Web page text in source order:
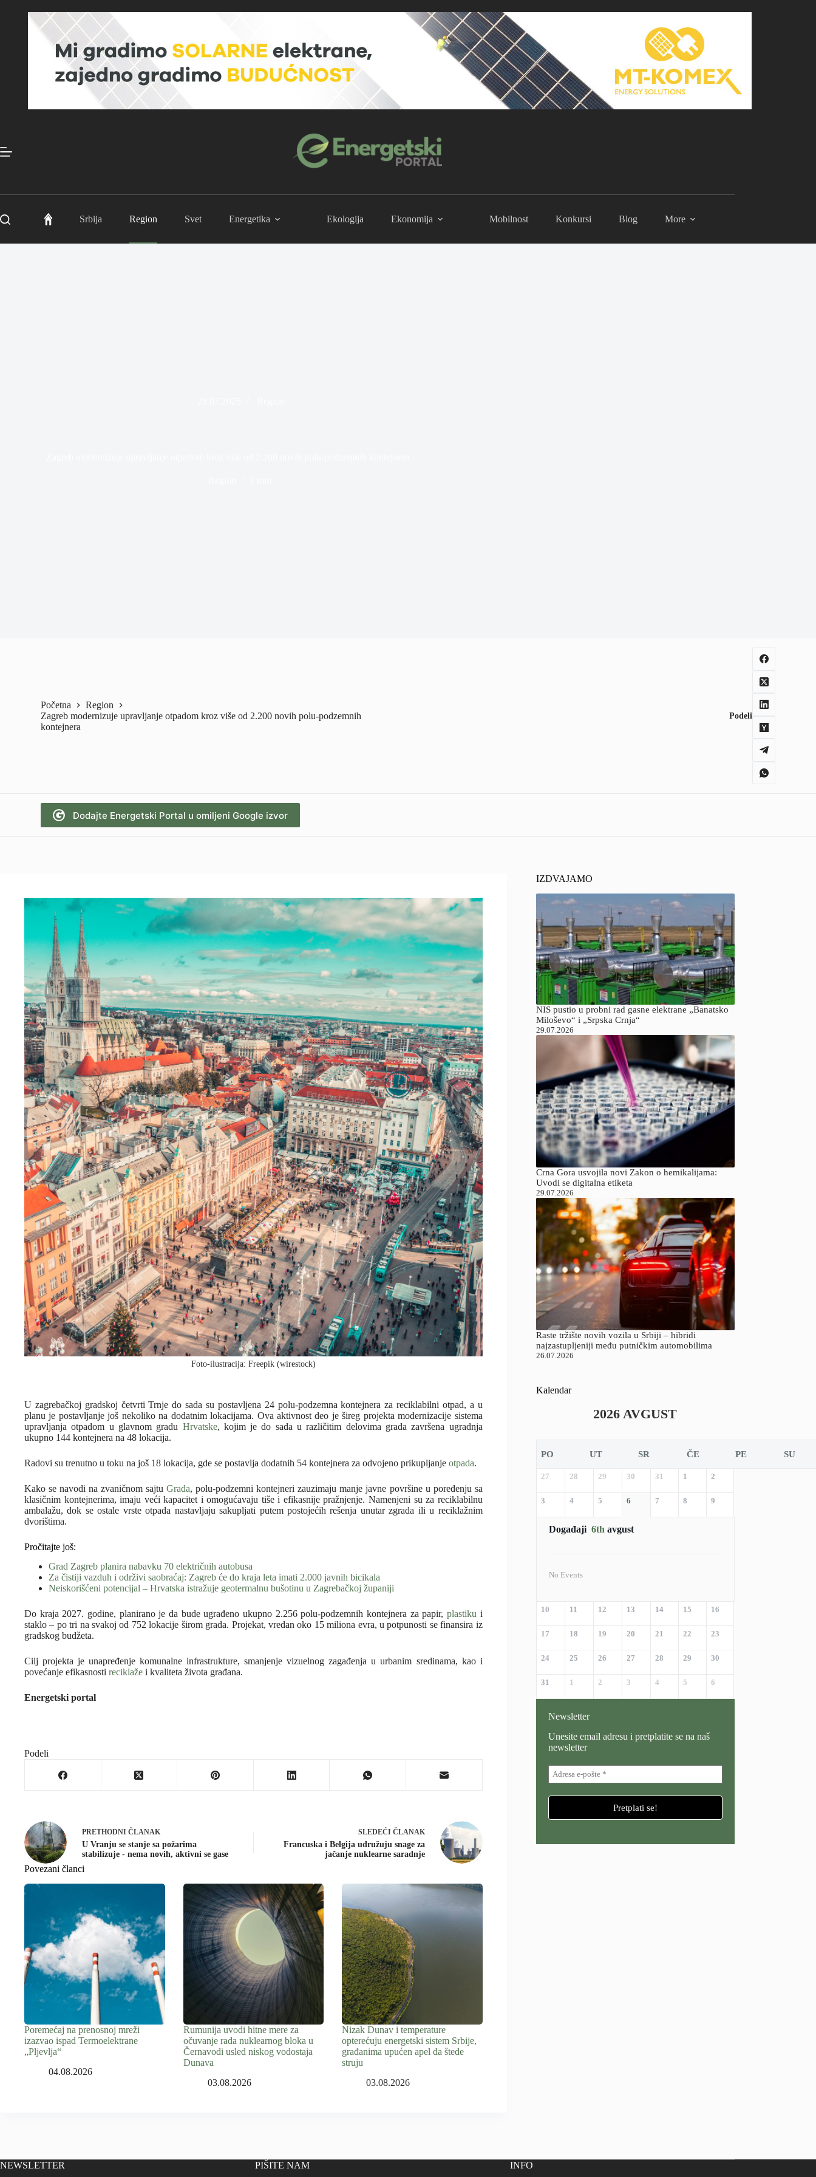
Srbija Region Svet Energetika Ekologija Ekonomija Mobilnost Konkursi Blog More
Početna
Region
Zagreb modernizuje upravljanje otpadom kroz više od 2.200 novih polu-podzemnih
kontejnera
Podeli
Dodajte Energetski Portal u omiljeni Google izvor
Foto-ilustracija: Freepik (wirestock)
U zagrebačkoj gradskoj četvrti Trnje do sada su postavljena 24 polu-podzemna kontejnera za reciklabilni otpad, a u
planu je postavljanje još nekoliko na dodatnim lokacijama. Ova aktivnost deo je šireg projekta modernizacije sistema
upravljanja otpadom u glavnom gradu Hrvatske, kojim je do sada u različitim delovima grada završena ugradnja
ukupno 144 kontejnera na 48 lokacija.
Radovi su trenutno u toku na još 18 lokacija, gde se postavlja dodatnih 54 kontejnera za odvojeno prikupljanje otpada.
Kako se navodi na zvaničnom sajtuGrada, polu-podzemni kontejneri zauzimaju manje javne površine u poređenju sa
klasičnim kontejnerima, imaju veći kapacitet i omogućavaju tiše i efikasnije pražnjenje. Namenjeni su za reciklabilnu
ambalažu, dok se ostale vrste otpada nastavljaju sakupljati putem postojećih rešenja unutar zgrada ili u reciklažnim
dvorištima.
Pročitajte još:
Grad Zagreb planira nabavku 70 električnih autobusa
Za čistiji vazduh i održivi saobraćaj: Zagreb će do kraja leta imati 2.000 javnih bicikala
Neiskorišćeni potencijal – Hrvatska istražuje geotermalnu bušotinu u Zagrebačkoj županiji
Do kraja 2027. godine, planirano je da bude ugrađeno ukupno 2.256 polu-podzemnih kontejnera za papir, plastikui
staklo – po tri na svakoj od 752 lokacije širom grada. Projekat, vredan oko 15 miliona evra, u potpunosti se finansira iz
gradskog budžeta.
Cilj projekta je unapređenje komunalne infrastrukture, smanjenje vizuelnog zagađenja u urbanim sredinama, kao i
povećanje efikasnosti reciklaže i kvaliteta života građana.
Energetski portal
Podeli
PRETHODNI ČLANAK
U Vranju se stanje sa požarima
stabilizuje - nema novih, aktivni se gase
SLEDEĆI ČLANAK
Francuska i Belgija udružuju snage za
jačanje nuklearne saradnje
Povezani članci
Poremećaj na prenosnoj mreži
izazvao ispad Termoelektrane
„Pljevlja“
04.08.2026
Rumunija uvodi hitne mere za
očuvanje rada nuklearnog bloka u
Černavodi usled niskog vodostaja
Dunava
03.08.2026
Nizak Dunav i temperature
opterećuju energetski sistem Srbije,
građanima upućen apel da štede
struju
03.08.2026
IZDVAJAMO
NIS pustio u probni rad gasne elektrane „Banatsko
Miloševo“ i „Srpska Crnja“
29.07.2026
Crna Gora usvojila novi Zakon o hemikalijama:
Uvodi se digitalna etiketa
29.07.2026
Raste tržište novih vozila u Srbiji – hibridi
najzastupljeniji među putničkim automobilima
26.07.2026
Kalendar
2026 AVGUST
PO UT SR ČE PE SU
27 28 29 30 31 1 2
3 4 5 6 7 8 9
Događaji 6th avgust
No Events
10 11 12 13 14 15 16
17 18 19 20 21 22 23
24 25 26 27 28 29 30
31 1 2 3 4 5 6
Newsletter
Unesite email adresu i pretplatite se na naš
newsletter
NEWSLETTER PIŠITE NAM INFO